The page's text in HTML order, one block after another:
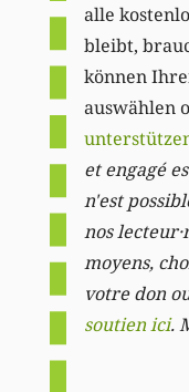
alle
bleibt,
können
auswählen
et engagé
n'est
nos
moyens,
votre don
soutien ici.